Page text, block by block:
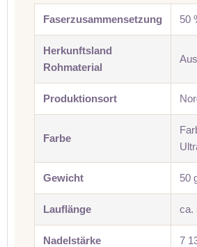
Faserzusammensetzung 50
Herkunftsland
Rohmaterial
Produktionsort
Farbe
Gewicht 50
Lauflänge ca.
Nadelstärke 7